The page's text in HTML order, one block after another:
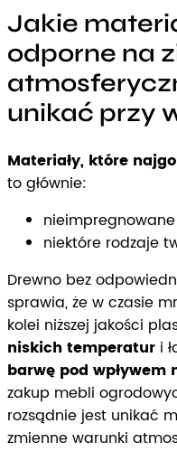
Jakie
odporne na
unikać przy
Materiały, które
to głównie:
niektóre rodzaje
Drewno bez
sprawia, że w czasie
kolei niższej jakości
niskich temperatur i
barwę pod wpływem
zakup mebli
rozsądnie jest unikać
zmienne warunki